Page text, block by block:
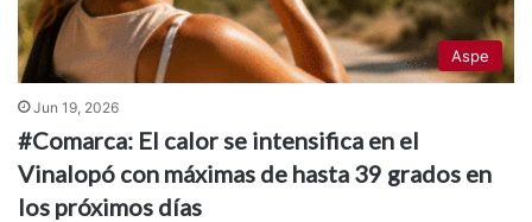
Aspe
Jun 19, 2026
#Comarca: El calor se intensifica en el
Vinalopó con máximas de hasta 39 grados en
los próximos días